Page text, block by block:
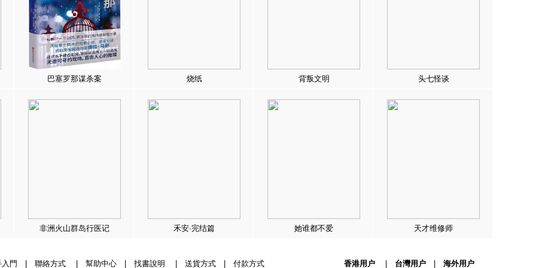
巴塞罗那谋杀案 烧纸 背叛文明 头七怪谈
非洲火山群岛行医记 禾安·完结篇 她谁都不爱 天才维修师
門 聯絡方式| 幫助中心| 找書說明 送貨方式| 付款方式 香港用户| 台灣用户| 海外用户